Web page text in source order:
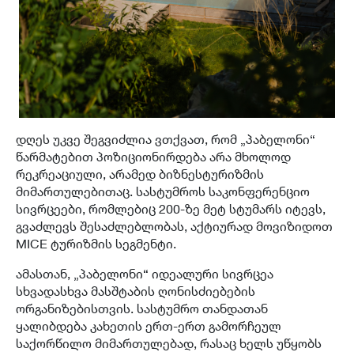
დღეს უკვე შეგვიძლია ვთქვათ, რომ „პაბელონი“
წარმატებით პოზიციონირდება არა მხოლოდ
რეკრეაციული, არამედ ბიზნესტურიზმის
მიმართულებითაც. სასტუმროს საკონფერენციო
სივრცეები, რომლებიც 200-ზე მეტ სტუმარს იტევს,
გვაძლევს შესაძლებლობას, აქტიურად მოვიზიდოთ
MICE ტურიზმის სეგმენტი.
ამასთან, „პაბელონი“ იდეალური სივრცეა
სხვადასხვა მასშტაბის ღონისძიებების
ორგანიზებისთვის. სასტუმრო თანდათან
ყალიბდება კახეთის ერთ-ერთ გამორჩეულ
საქორწილო მიმართულებად, რასაც ხელს უწყობს